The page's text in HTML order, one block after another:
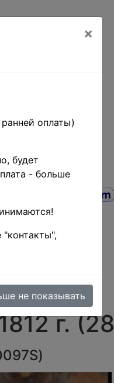
г. (28
)
×
оплаты)
будет
- больше
"контакты",
не показывать